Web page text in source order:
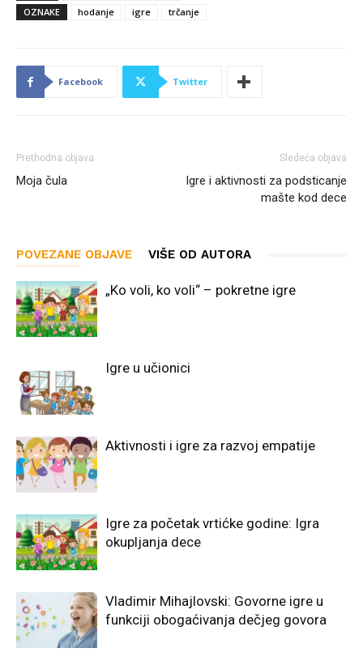
OZNAKE
hodanje igre trčanje
Facebook Twitter
Prethodna objava
Moja čula
Sledeća objava
Igre i aktivnosti za podsticanje
mašte kod dece
POVEZANE OBJAVE VIŠE OD AUTORA
„Ko voli, ko voli“ – pokretne igre
Igre u učionici
Aktivnosti i igre za razvoj empatije
Igre za početak vrtićke godine: Igra
okupljanja dece
Vladimir Mihajlovski: Govorne igre u
funkciji obogaćivanja dečjeg govora